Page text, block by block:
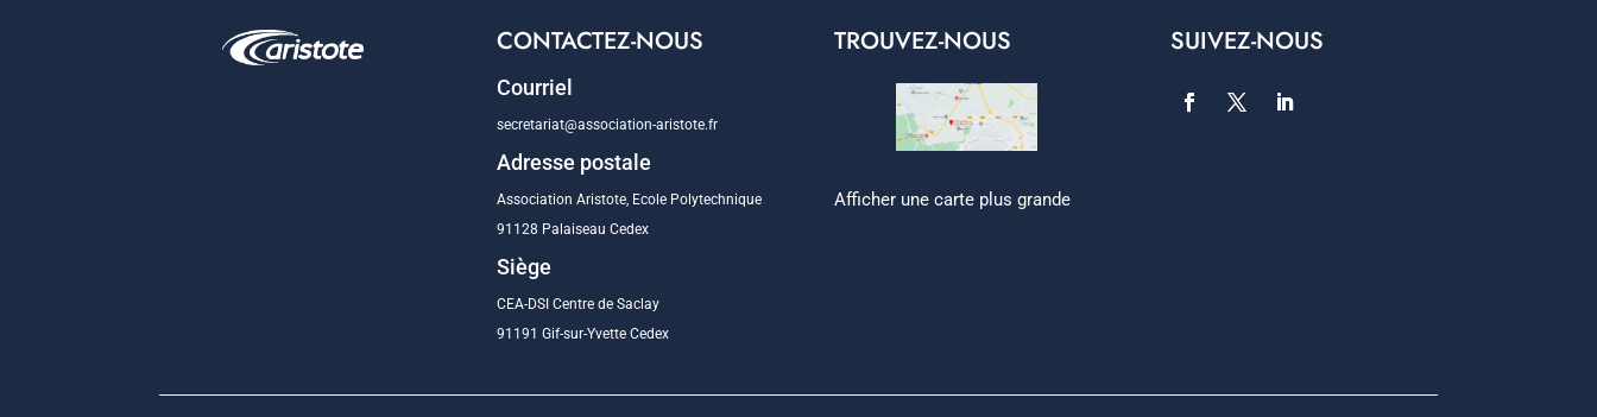
CONTACTEZ-NOUS
Courriel
secretariat@association-aristote.fr
Adresse postale
Association Aristote, Ecole Polytechnique
91128 Palaiseau Cedex
Siège
CEA-DSI Centre de Saclay
91191 Gif-sur-Yvette Cedex
TROUVEZ-NOUS
Afficher une carte plus grande
SUIVEZ-NOUS